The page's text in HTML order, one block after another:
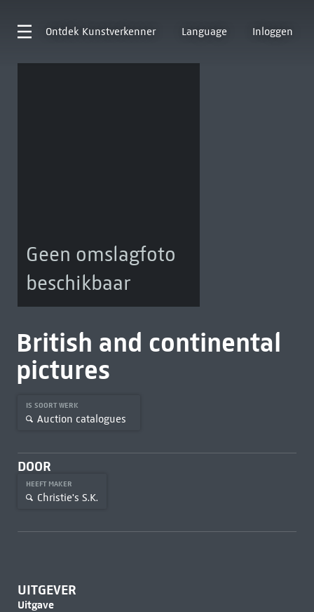
Ontdek Kunstverkenner Language Inloggen
Geen omslagfoto
beschikbaar
British and continental
pictures
IS SOORT WERK
Auction catalogues
DOOR
HEEFT MAKER
Christie's S.K.
UITGEVER
Uitgave